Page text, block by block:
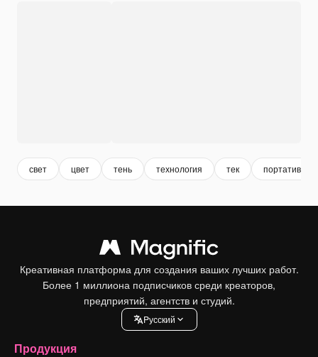
свет цвет тень технология тек
Креативная платформа для создания ваших лучших работ.
Более 1 миллиона подписчиков среди креаторов,
предприятий, агентств и студий.
Pусский
Продукция